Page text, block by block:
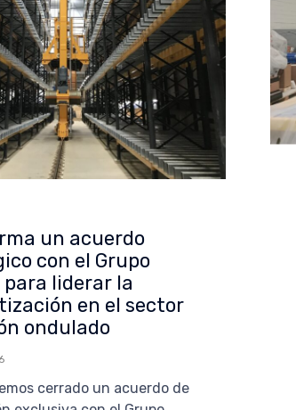
un acuerdo
con el Grupo
para liderar la
en el sector
ondulado
cerrado un acuerdo de